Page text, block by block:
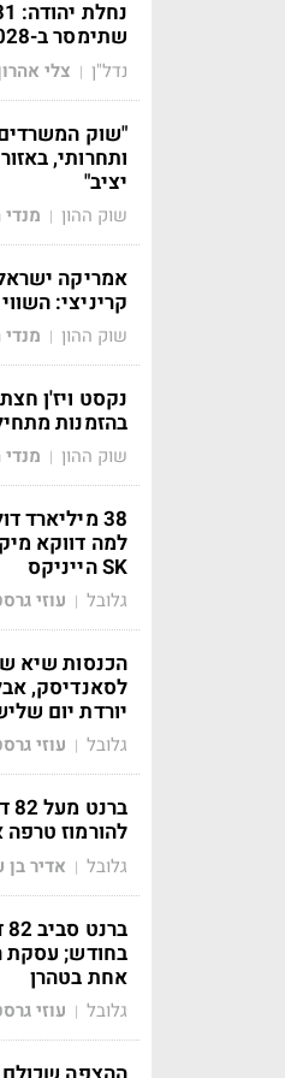
שתימסר ב-2028
נדל"ן | צלי
"שוק
ותחרותי,
יציב"
שוק ההון | מנדי
קריניצי:
שוק ההון | מנדי
בהזמנות
שוק ההון | מנדי
38 מיליארד
למה דווקא
SK הייניקס
גלובל | עוזי
לסאנדיסק,
יורדת יום
גלובל | עוזי
להורמוז
גלובל | אדיר בן
בחודש; עסקת
אחת בטהרן
גלובל | עוזי